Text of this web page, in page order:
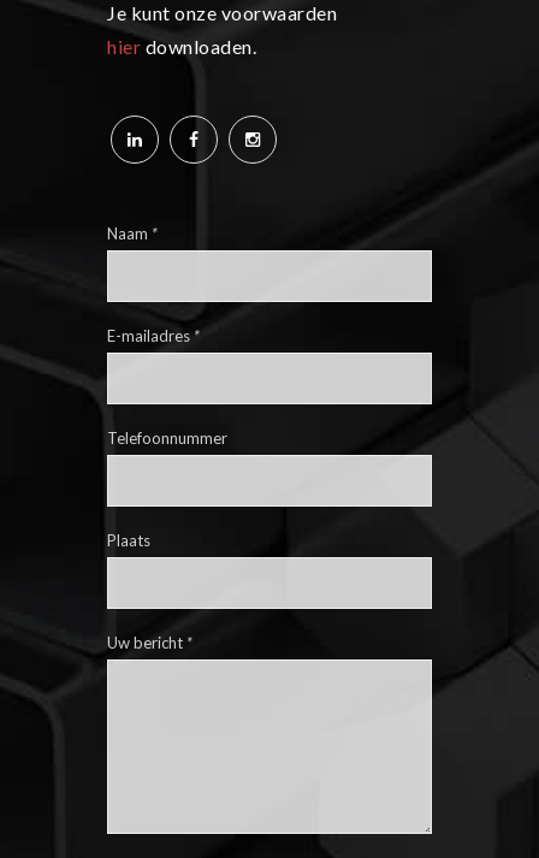
Je kunt onze voorwaarden
hier downloaden.
Naam *
E-mailadres *
Telefoonnummer
Plaats
Uw bericht *